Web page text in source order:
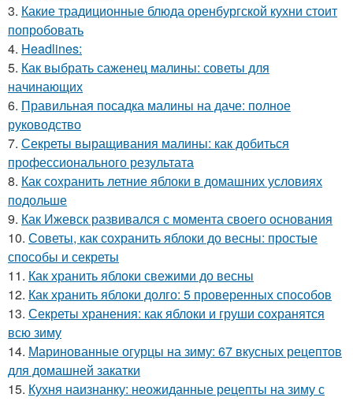
3. Какие традиционные блюда оренбургской кухни стоит
попробовать
4. Headlines:
5. Как выбрать саженец малины: советы для
начинающих
6. Правильная посадка малины на даче: полное
руководство
7. Секреты выращивания малины: как добиться
профессионального результата
8. Как сохранить летние яблоки в домашних условиях
подольше
9. Как Ижевск развивался с момента своего основания
10. Советы, как сохранить яблоки до весны: простые
способы и секреты
11. Как хранить яблоки свежими до весны
12. Как хранить яблоки долго: 5 проверенных способов
13. Секреты хранения: как яблоки и груши сохранятся
всю зиму
14. Маринованные огурцы на зиму: 67 вкусных рецептов
для домашней закатки
15. Кухня наизнанку: неожиданные рецепты на зиму с